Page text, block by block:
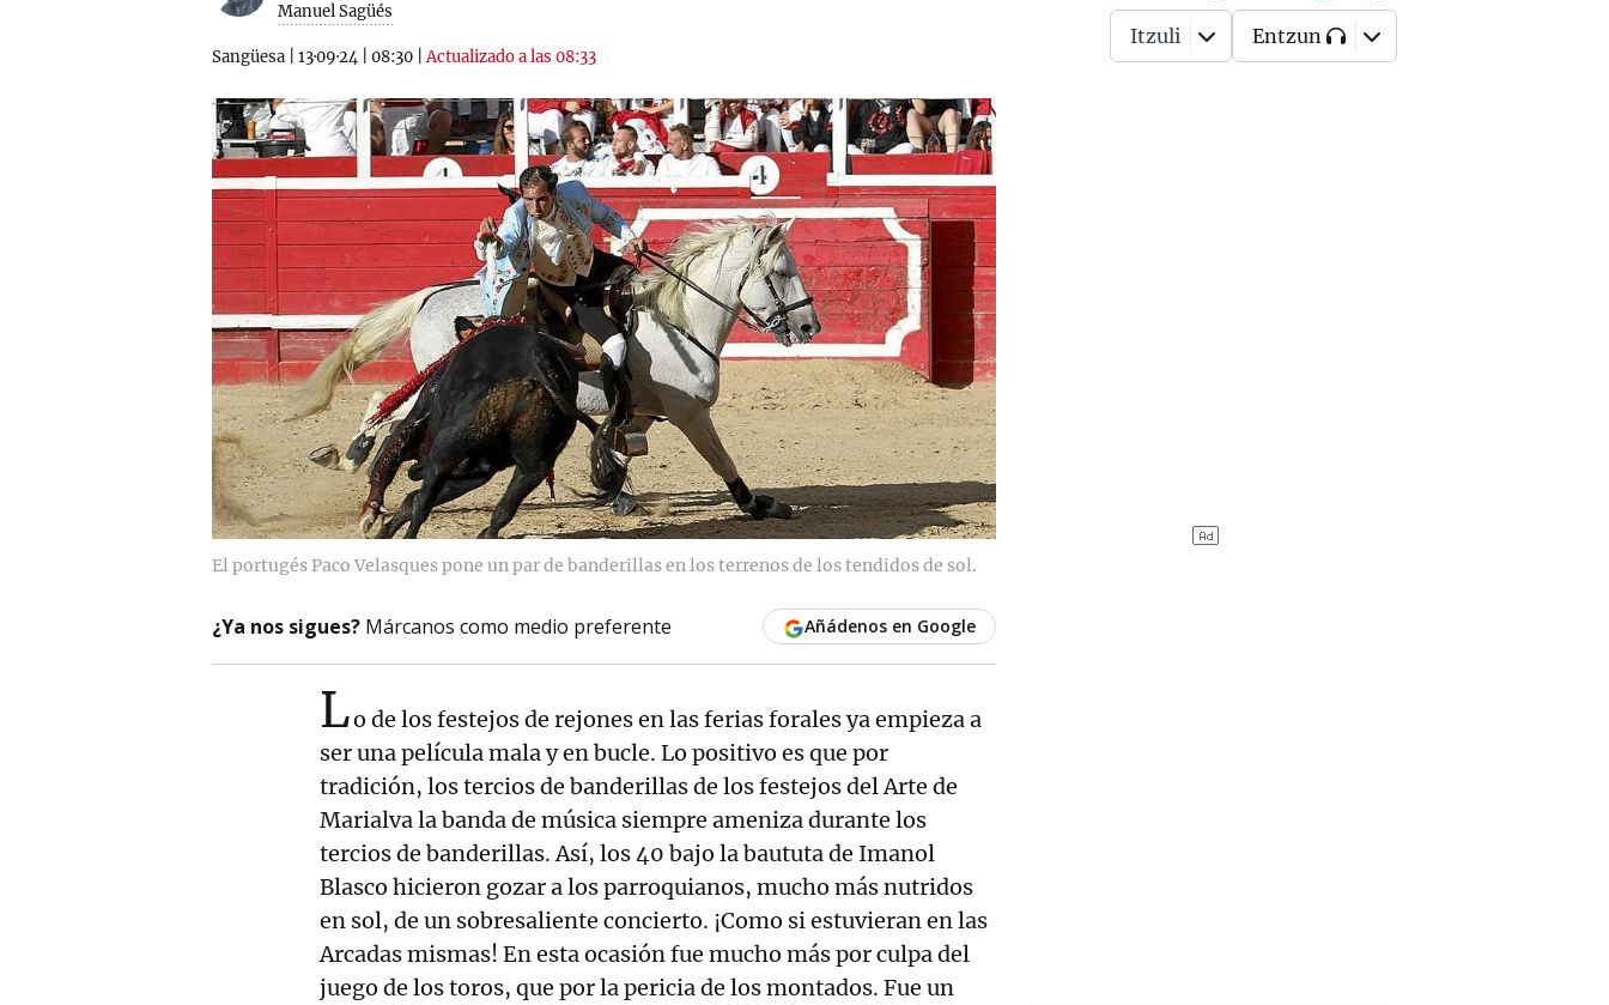
Manuel Sagüés
Sangüesa 13·09·24 08:30 |Actualizado a las 08:33
Itzuli Entzun
El portugés Paco Velasques pone un par de banderillas en los terrenos de los tendidos de sol.
¿Ya nos sigues? Márcanos como medio preferente Añádenos en Google
Lo de los festejos de rejones en las ferias forales ya empieza a
ser una película mala y en bucle. Lo positivo es que por
tradición, los tercios de banderillas de los festejos del Arte de
Marialva la banda de música siempre ameniza durante los
tercios de banderillas. Así, los 40 bajo la baututa de Imanol
Blasco hicieron gozar a los parroquianos, mucho más nutridos
en sol, de un sobresaliente concierto. ¡Como si estuvieran en las
Arcadas mismas! En esta ocasión fue mucho más por culpa del
juego de los toros, que por la pericia de los montados. Fue un